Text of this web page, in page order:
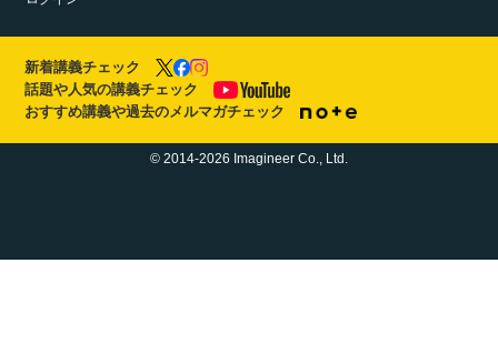
新着講義チェック
話題や人気の講義チェック
おすすめ講義や過去のメルマガチェック
© 2014-2026 Imagineer Co., Ltd.